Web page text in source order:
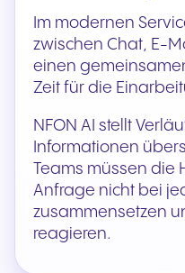
Im modernen
zwischen Chat, E-
einen
Zeit für die
NFON AI stellt
Informationen
Teams müssen die
Anfrage nicht bei
zusammensetzen
reagieren.